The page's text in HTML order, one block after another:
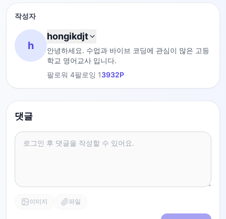
작성자
h
hongikdjt
안녕하세요. 수업과 바이브 코딩에 관심이 많은 고등
학교 영어교사 입니다.
팔로워 4팔로잉 13932P
댓글
이미지 파일